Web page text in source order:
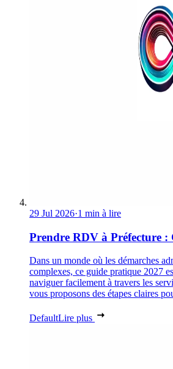
29 Jul 2026·1 min à lire
Prendre RDV à Préfecture :
Dans un monde où les démarches
complexes, ce guide pratique 2027
naviguer facilement à travers les
vous proposons des étapes claires
DefaultLire plus